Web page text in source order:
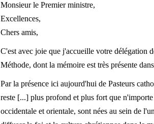
Monsieur le Premier ministre,
Excellences,
Chers amis,
C'est avec joie que j'accueille votre délégation
Méthode, dont la mémoire est très présente
Par la présence ici aujourd'hui de Pasteurs
reste [...] plus profond et plus fort que
occidentale et orientale, sont nées au sein de